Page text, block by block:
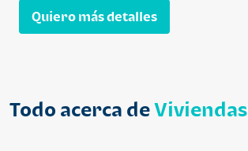
Quiero más detalles
Todo acerca deViviendas